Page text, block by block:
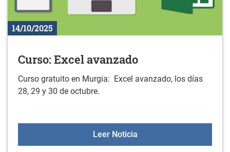
14/10/2025
Curso: Excel avanzado
Curso gratuito en Murgia: Excel avanzado, los días
28, 29 y 30 de octubre.
Leer NoticiaCurso: Excel avanzado